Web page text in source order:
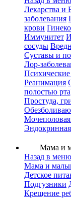
Лекарства
заболевания
крови
Иммунитет
сосуды
Суставы и
Лор-
Психические
Реанимация
полостью
Простуда,
Мочеполовая
Мама и
Назад в меню
Мама и
Детское
Подгузники
Крещение